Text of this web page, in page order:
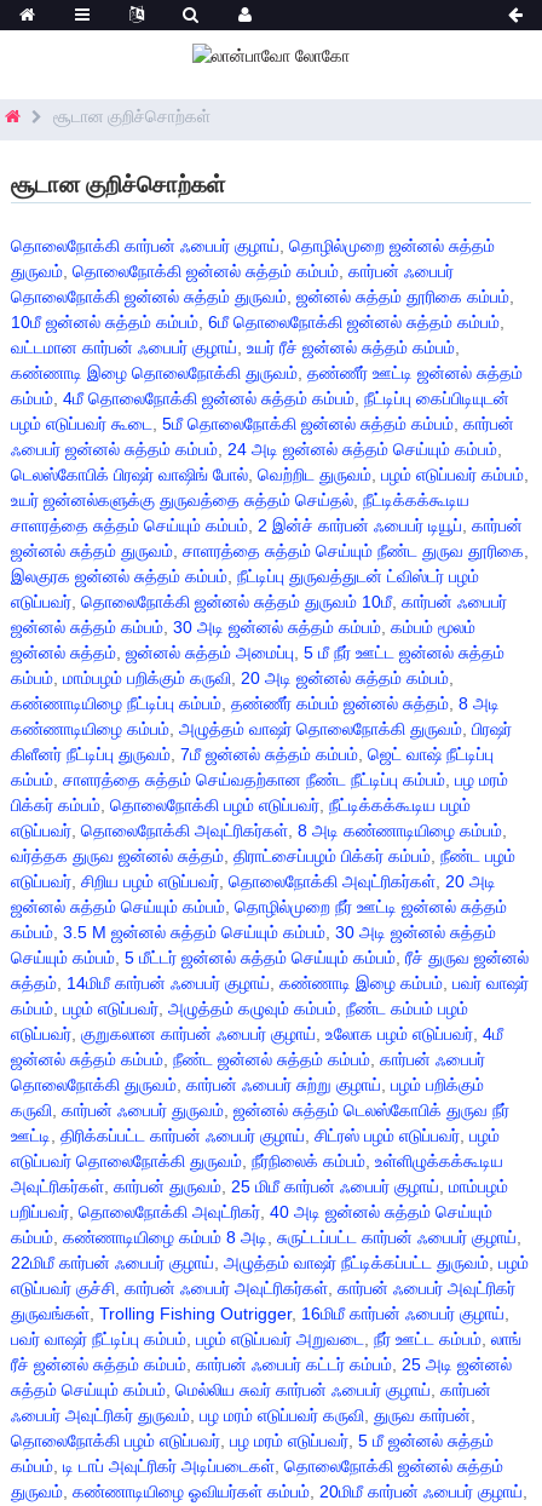
சூடான குறிச்சொற்கள்
சூடான குறிச்சொற்கள்
தொலைநோக்கி கார்பன் ஃபைபர் குழாய், தொழில்முறை ஜன்னல் சுத்தம்
துருவம், தொலைநோக்கி ஜன்னல் சுத்தம் கம்பம், கார்பன் ஃபைபர்
தொலைநோக்கி ஜன்னல் சுத்தம் துருவம், ஜன்னல் சுத்தம் தூரிகை கம்பம்,
10மீ ஜன்னல் சுத்தம் கம்பம், 6மீ தொலைநோக்கி ஜன்னல் சுத்தம் கம்பம்,
வட்டமான கார்பன் ஃபைபர் குழாய், உயர் ரீச் ஜன்னல் சுத்தம் கம்பம்,
கண்ணாடி இழை தொலைநோக்கி துருவம், தண்ணீர் ஊட்டி ஜன்னல் சுத்தம்
கம்பம், 4மீ தொலைநோக்கி ஜன்னல் சுத்தம் கம்பம், நீட்டிப்பு கைப்பிடியுடன்
பழம் எடுப்பவர் கூடை, 5மீ தொலைநோக்கி ஜன்னல் சுத்தம் கம்பம், கார்பன்
ஃபைபர் ஜன்னல் சுத்தம் கம்பம், 24 அடி ஜன்னல் சுத்தம் செய்யும் கம்பம்,
டெலஸ்கோபிக் பிரஷர் வாஷிங் போல், வெற்றிட துருவம், பழம் எடுப்பவர் கம்பம்,
உயர் ஜன்னல்களுக்கு துருவத்தை சுத்தம் செய்தல், நீட்டிக்கக்கூடிய
சாளரத்தை சுத்தம் செய்யும் கம்பம், 2 இன்ச் கார்பன் ஃபைபர் டியூப், கார்பன்
ஜன்னல் சுத்தம் துருவம், சாளரத்தை சுத்தம் செய்யும் நீண்ட துருவ தூரிகை,
இலகுரக ஜன்னல் சுத்தம் கம்பம், நீட்டிப்பு துருவத்துடன் ட்விஸ்டர் பழம்
எடுப்பவர், தொலைநோக்கி ஜன்னல் சுத்தம் துருவம் 10மீ, கார்பன் ஃபைபர்
ஜன்னல் சுத்தம் கம்பம், 30 அடி ஜன்னல் சுத்தம் கம்பம், கம்பம் மூலம்
ஜன்னல் சுத்தம், ஜன்னல் சுத்தம் அமைப்பு, 5 மீ நீர் ஊட்ட ஜன்னல் சுத்தம்
கம்பம், மாம்பழம் பறிக்கும் கருவி, 20 அடி ஜன்னல் சுத்தம் கம்பம்,
கண்ணாடியிழை நீட்டிப்பு கம்பம், தண்ணீர் கம்பம் ஜன்னல் சுத்தம், 8 அடி
கண்ணாடியிழை கம்பம், அழுத்தம் வாஷர் தொலைநோக்கி துருவம், பிரஷர்
கிளீனர் நீட்டிப்பு துருவம், 7மீ ஜன்னல் சுத்தம் கம்பம், ஜெட் வாஷ் நீட்டிப்பு
கம்பம், சாளரத்தை சுத்தம் செய்வதற்கான நீண்ட நீட்டிப்பு கம்பம், பழ மரம்
பிக்கர் கம்பம், தொலைநோக்கி பழம் எடுப்பவர், நீட்டிக்கக்கூடிய பழம்
எடுப்பவர், தொலைநோக்கி அவுட்ரிகர்கள், 8 அடி கண்ணாடியிழை கம்பம்,
வர்த்தக துருவ ஜன்னல் சுத்தம், திராட்சைப்பழம் பிக்கர் கம்பம், நீண்ட பழம்
எடுப்பவர், சிறிய பழம் எடுப்பவர், தொலைநோக்கி அவுட்ரிகர்கள், 20 அடி
ஜன்னல் சுத்தம் செய்யும் கம்பம், தொழில்முறை நீர் ஊட்டி ஜன்னல் சுத்தம்
கம்பம், 3.5 M ஜன்னல் சுத்தம் செய்யும் கம்பம், 30 அடி ஜன்னல் சுத்தம்
செய்யும் கம்பம், 5 மீட்டர் ஜன்னல் சுத்தம் செய்யும் கம்பம், ரீச் துருவ ஜன்னல்
சுத்தம், 14மிமீ கார்பன் ஃபைபர் குழாய், கண்ணாடி இழை கம்பம், பவர் வாஷர்
கம்பம், பழம் எடுப்பவர், அழுத்தம் கழுவும் கம்பம், நீண்ட கம்பம் பழம்
எடுப்பவர், குறுகலான கார்பன் ஃபைபர் குழாய், உலோக பழம் எடுப்பவர், 4மீ
ஜன்னல் சுத்தம் கம்பம், நீண்ட ஜன்னல் சுத்தம் கம்பம், கார்பன் ஃபைபர்
தொலைநோக்கி துருவம், கார்பன் ஃபைபர் சுற்று குழாய், பழம் பறிக்கும்
கருவி, கார்பன் ஃபைபர் துருவம், ஜன்னல் சுத்தம் டெலஸ்கோபிக் துருவ நீர்
ஊட்டி, திரிக்கப்பட்ட கார்பன் ஃபைபர் குழாய், சிட்ரஸ் பழம் எடுப்பவர், பழம்
எடுப்பவர் தொலைநோக்கி துருவம், நீர்நிலைக் கம்பம், உள்ளிழுக்கக்கூடிய
அவுட்ரிகர்கள், கார்பன் துருவம், 25 மிமீ கார்பன் ஃபைபர் குழாய், மாம்பழம்
பறிப்பவர், தொலைநோக்கி அவுட்ரிகர், 40 அடி ஜன்னல் சுத்தம் செய்யும்
கம்பம், கண்ணாடியிழை கம்பம் 8 அடி, சுருட்டப்பட்ட கார்பன் ஃபைபர் குழாய்,
22மிமீ கார்பன் ஃபைபர் குழாய், அழுத்தம் வாஷர் நீட்டிக்கப்பட்ட துருவம், பழம்
எடுப்பவர் குச்சி, கார்பன் ஃபைபர் அவுட்ரிகர்கள், கார்பன் ஃபைபர் அவுட்ரிகர்
துருவங்கள், Trolling Fishing Outrigger, 16மிமீ கார்பன் ஃபைபர் குழாய்,
பவர் வாஷர் நீட்டிப்பு கம்பம், பழம் எடுப்பவர் அறுவடை, நீர் ஊட்ட கம்பம், லாங்
ரீச் ஜன்னல் சுத்தம் கம்பம், கார்பன் ஃபைபர் கட்டர் கம்பம், 25 அடி ஜன்னல்
சுத்தம் செய்யும் கம்பம், மெல்லிய சுவர் கார்பன் ஃபைபர் குழாய், கார்பன்
ஃபைபர் அவுட்ரிகர் துருவம், பழ மரம் எடுப்பவர் கருவி, துருவ கார்பன்,
தொலைநோக்கி பழம் எடுப்பவர், பழ மரம் எடுப்பவர், 5 மீ ஜன்னல் சுத்தம்
கம்பம், டி டாப் அவுட்ரிகர் அடிப்படைகள், தொலைநோக்கி ஜன்னல் சுத்தம்
துருவம், கண்ணாடியிழை ஓவியர்கள் கம்பம், 20மிமீ கார்பன் ஃபைபர் குழாய்,